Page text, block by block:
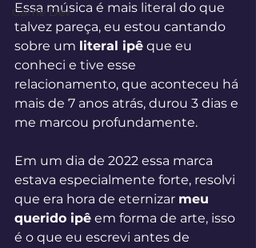
Game Dev
Essa música é mais literal do que
talvez pareça, eu estou cantando
sobre um literal ipê que eu
conheci e tive esse
relacionamento, que aconteceu há
mais de 7 anos atrás, durou 3 dias e
me marcou profundamente.
Em um dia de 2022 essa marca
estava especialmente forte, resolvi
que era hora de eternizar meu
querido ipê em forma de arte, isso
é o que eu escrevi antes de